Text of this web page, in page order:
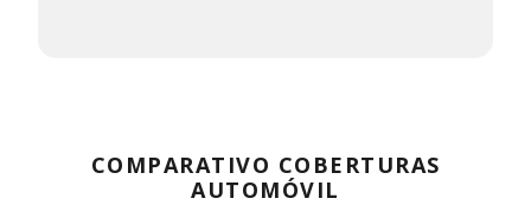
COMPARATIVO COBERTURAS
AUTOMÓVIL